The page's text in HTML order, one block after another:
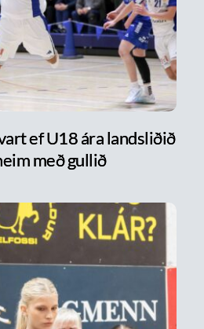
ef U18 ára landsliðið
með gullið